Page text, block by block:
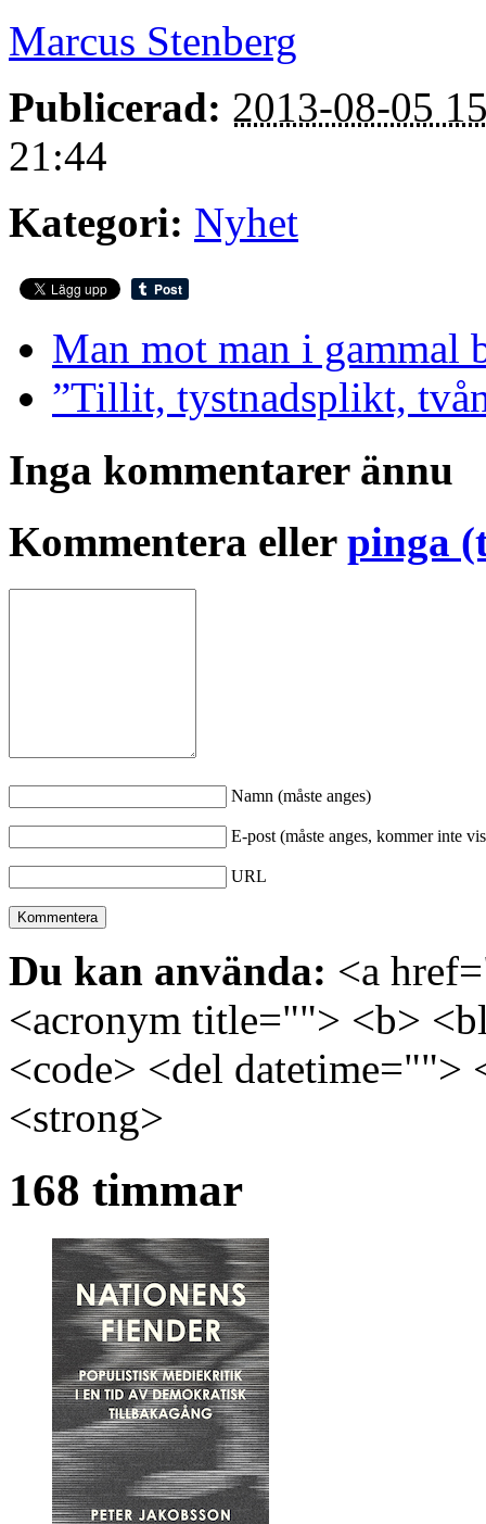
Marcus Stenberg
Publicerad: 2013-08-05
21:44
Kategori: Nyhet
Man mot man i gammal
”Tillit, tystnadsplikt,
Inga kommentarer ännu
Kommentera eller pinga
Namn (måste anges)
E-post (måste anges, kommer inte
URL
Du kan använda: <a
<acronym title=""> <b>
<code> <del
<strong>
168 timmar